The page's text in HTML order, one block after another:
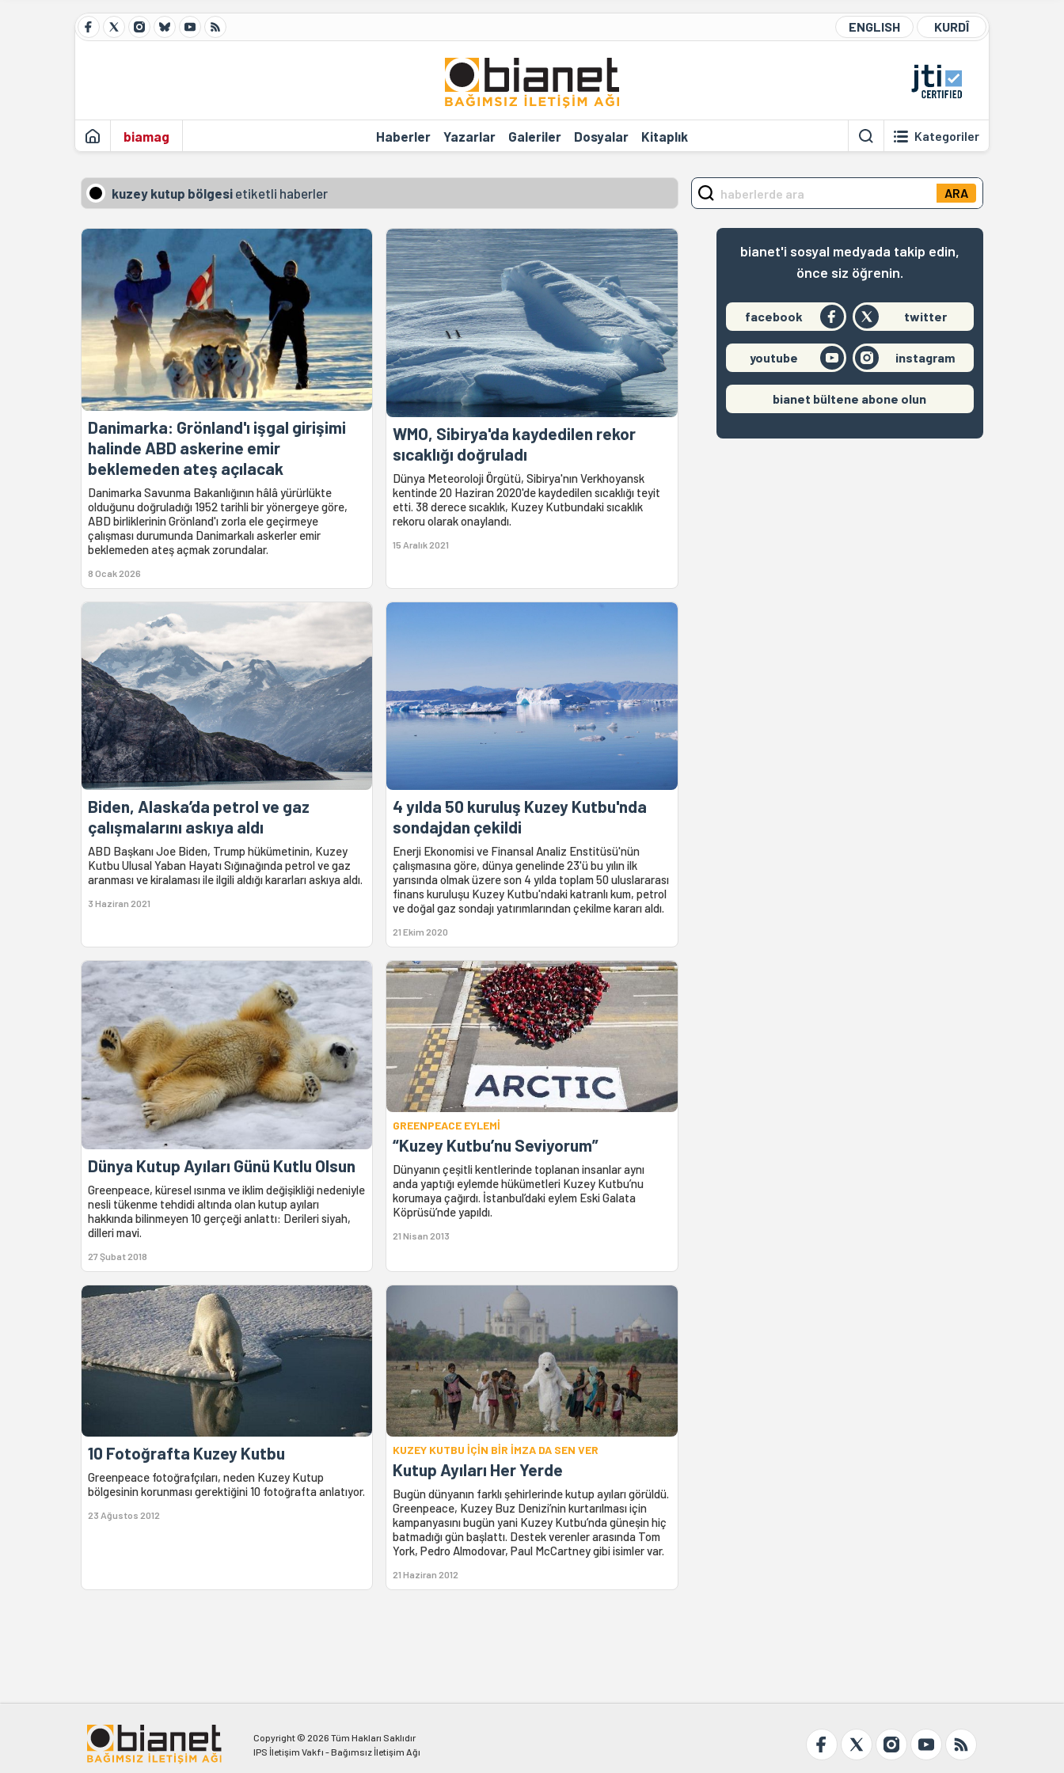
ENGLISH KURDÎ
biamag Haberler Yazarlar Galeriler Dosyalar Kitaplık Kategoriler
kuzey kutup bölgesi etiketli haberler
Danimarka: Grönland'ı işgal girişimi
halinde ABD askerine emir
beklemeden ateş açılacak
Danimarka Savunma Bakanlığının hâlâ yürürlükte
olduğunu doğruladığı 1952 tarihli bir yönergeye göre,
ABD birliklerinin Grönland'ı zorla ele geçirmeye
çalışması durumunda Danimarkalı askerler emir
beklemeden ateş açmak zorundalar.
8 Ocak 2026
WMO, Sibirya'da kaydedilen rekor
sıcaklığı doğruladı
Dünya Meteoroloji Örgütü, Sibirya'nın Verkhoyansk
kentinde 20 Haziran 2020'de kaydedilen sıcaklığı teyit
etti. 38 derece sıcaklık, Kuzey Kutbundaki sıcaklık
rekoru olarak onaylandı.
15 Aralık 2021
Biden, Alaska’da petrol ve gaz
çalışmalarını askıya aldı
ABD Başkanı Joe Biden, Trump hükümetinin, Kuzey
Kutbu Ulusal Yaban Hayatı Sığınağında petrol ve gaz
aranması ve kiralaması ile ilgili aldığı kararları askıya aldı.
3 Haziran 2021
4 yılda 50 kuruluş Kuzey Kutbu'nda
sondajdan çekildi
Enerji Ekonomisi ve Finansal Analiz Enstitüsü'nün
çalışmasına göre, dünya genelinde 23'ü bu yılın ilk
yarısında olmak üzere son 4 yılda toplam 50 uluslararası
finans kuruluşu Kuzey Kutbu'ndaki katranlı kum, petrol
ve doğal gaz sondajı yatırımlarından çekilme kararı aldı.
21 Ekim 2020
Dünya Kutup Ayıları Günü Kutlu Olsun
Greenpeace, küresel ısınma ve iklim değişikliği nedeniyle
nesli tükenme tehdidi altında olan kutup ayıları
hakkında bilinmeyen 10 gerçeği anlattı: Derileri siyah,
dilleri mavi.
27 Şubat 2018
GREENPEACE EYLEMİ
“Kuzey Kutbu’nu Seviyorum”
Dünyanın çeşitli kentlerinde toplanan insanlar aynı
anda yaptığı eylemde hükümetleri Kuzey Kutbu’nu
korumaya çağırdı. İstanbul’daki eylem Eski Galata
Köprüsü’nde yapıldı.
21 Nisan 2013
10 Fotoğrafta Kuzey Kutbu
Greenpeace fotoğrafçıları, neden Kuzey Kutup
bölgesinin korunması gerektiğini 10 fotoğrafta anlatıyor.
23 Ağustos 2012
KUZEY KUTBU İÇİN BİR İMZA DA SEN VER
Kutup Ayıları Her Yerde
Bugün dünyanın farklı şehirlerinde kutup ayıları görüldü.
Greenpeace, Kuzey Buz Denizi’nin kurtarılması için
kampanyasını bugün yani Kuzey Kutbu’nda güneşin hiç
batmadığı gün başlattı. Destek verenler arasında Tom
York, Pedro Almodovar, Paul McCartney gibi isimler var.
21 Haziran 2012
ARA
bianet'i sosyal medyada takip edin,
önce siz öğrenin.
facebook twitter
youtube instagram
bianet bültene abone olun
Copyright © 2026 Tüm Hakları Saklıdır
IPS İletişim Vakfı - Bağımsız İletişim Ağı